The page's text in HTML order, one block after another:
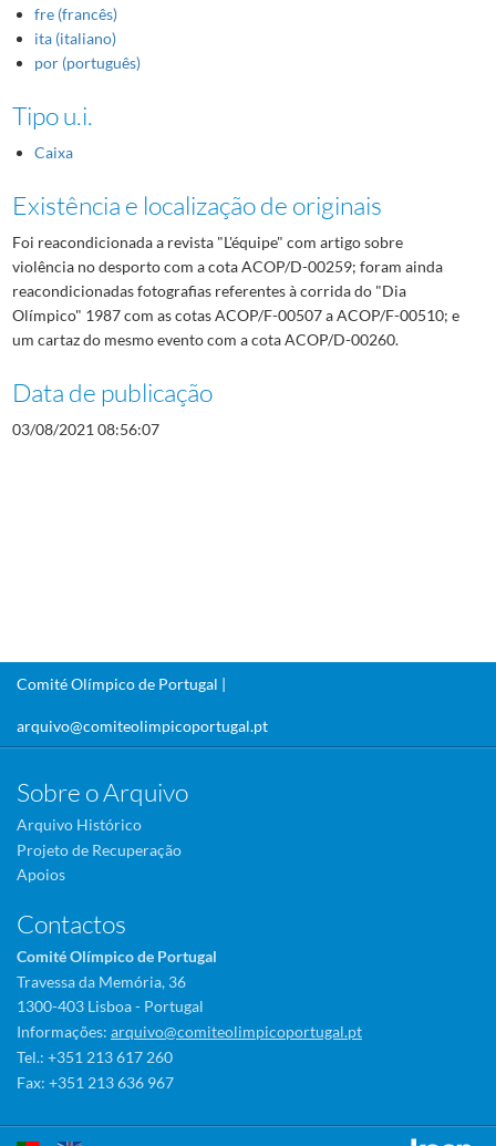
fre (francês)
ita (italiano)
por (português)
Tipo u.i.
Caixa
Existência e localização de originais
Foi reacondicionada a revista "L'équipe" com artigo sobre
violência no desporto com a cota ACOP/D-00259; foram ainda
reacondicionadas fotografias referentes à corrida do "Dia
Olímpico" 1987 com as cotas ACOP/F-00507 a ACOP/F-00510; e
um cartaz do mesmo evento com a cota ACOP/D-00260.
Data de publicação
03/08/2021 08:56:07
Comité Olímpico de Portugal |
arquivo@comiteolimpicoportugal.pt
Sobre o Arquivo
Arquivo Histórico
Projeto de Recuperação
Apoios
Contactos
Comité Olímpico de Portugal
Travessa da Memória, 36
1300-403 Lisboa - Portugal
Informações: arquivo@comiteolimpicoportugal.pt
Tel.: +351 213 617 260
Fax: +351 213 636 967